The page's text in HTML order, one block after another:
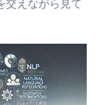
交えながら見て